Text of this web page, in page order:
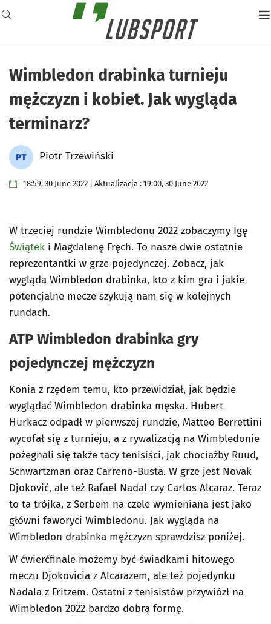
Wimbledon drabinka turnieju
mężczyzn i kobiet. Jak wygląda
terminarz?
Piotr Trzewiński
18:59, 30 June 2022 | Aktualizacja : 19:00, 30 June 2022
W trzeciej rundzie Wimbledonu 2022 zobaczymy Igę
Świątek i Magdalenę Fręch. To nasze dwie ostatnie
reprezentantki w grze pojedynczej. Zobacz, jak
wygląda Wimbledon drabinka, kto z kim gra i jakie
potencjalne mecze szykują nam się w kolejnych
rundach.
ATP Wimbledon drabinka gry
pojedynczej mężczyzn
Konia z rzędem temu, kto przewidział, jak będzie
wyglądać Wimbledon drabinka męska. Hubert
Hurkacz odpadł w pierwszej rundzie, Matteo Berrettini
wycofał się z turnieju, a z rywalizacją na Wimbledonie
pożegnali się także tacy tenisiści, jak chociażby Ruud,
Schwartzman oraz Carreno-Busta. W grze jest Novak
Djoković, ale też Rafael Nadal czy Carlos Alcaraz. Teraz
to ta trójka, z Serbem na czele wymieniana jest jako
główni faworyci Wimbledonu. Jak wygląda na
Wimbledon drabinka mężczyzn sprawdzisz poniżej.
W ćwierćfinale możemy być świadkami hitowego
meczu Djokovicia z Alcarazem, ale też pojedynku
Nadala z Fritzem. Ostatni z tenisistów przywiózł na
Wimbledon 2022 bardzo dobrą formę.